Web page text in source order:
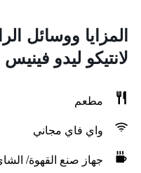
المزايا ووسائل
لانتيكو ليدو فينيس
مطعم
واي فاي مجاني
جهاز صنع القهوة/